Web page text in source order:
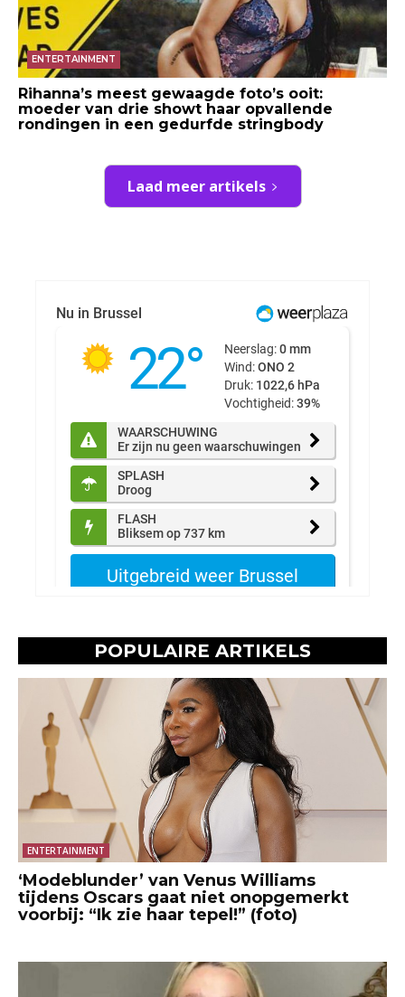
ENTERTAINMENT
Rihanna’s meest gewaagde foto’s ooit:
moeder van drie showt haar opvallende
rondingen in een gedurfde stringbody
Laad meer artikels
POPULAIRE ARTIKELS
ENTERTAINMENT
‘Modeblunder’ van Venus Williams
tijdens Oscars gaat niet onopgemerkt
voorbij: “Ik zie haar tepel!” (foto)